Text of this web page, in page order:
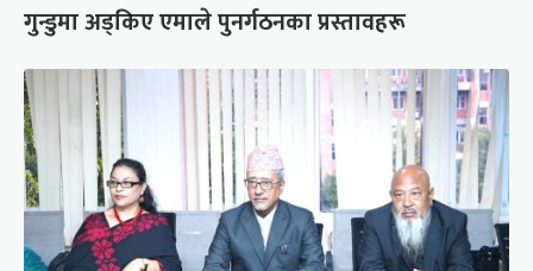
गुन्डुमा अड्किए एमाले पुनर्गठनका प्रस्तावहरू